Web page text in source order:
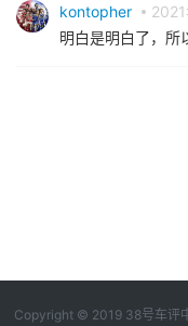
kontopher
明白是明白了，所
Copyright © 2019 38号车评